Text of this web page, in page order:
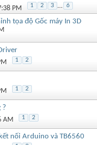
PM 1 2 3 ... 6
tọa độ Gốc máy In 3D
1 2
1 2
?
AM 1 2
nối Arduino và TB6560